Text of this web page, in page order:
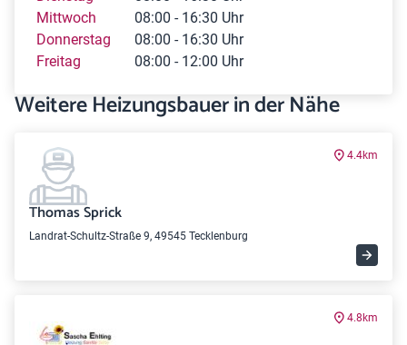
Mittwoch
08:00 - 16:30 Uhr
Donnerstag
08:00 - 16:30 Uhr
Freitag
08:00 - 12:00 Uhr
Weitere Heizungsbauer in der Nähe
4.4km
Thomas Sprick
Landrat-Schultz-Straße 9, 49545 Tecklenburg
4.8km